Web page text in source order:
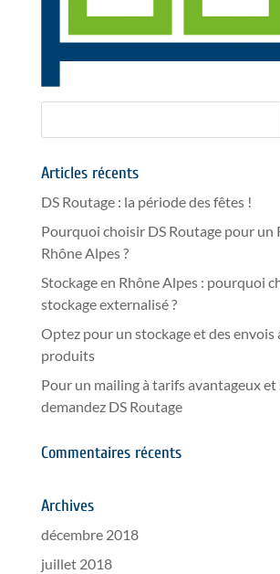
Articles récents
DS Routage : la période des fêtes !
Pourquoi choisir DS Routage pour un
Rhône Alpes ?
Stockage en Rhône Alpes : pourquoi
stockage externalisé ?
Optez pour un stockage et des envois
produits
Pour un mailing à tarifs avantageux et
demandez DS Routage
Commentaires récents
Archives
décembre 2018
juillet 2018